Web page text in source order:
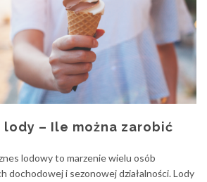
lody – Ile można zarobić
lodowy to marzenie wielu osób
dochodowej i sezonowej działalności. Lody